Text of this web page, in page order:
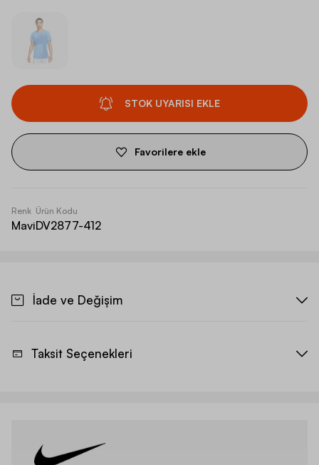
STOK UYARISI EKLE
Favorilere ekle
Renk
Mavi
Ürün Kodu
DV2877-412
İade ve Değişim
Taksit Seçenekleri